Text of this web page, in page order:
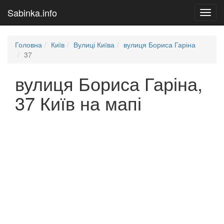
Sabinka.info
Головна Київ Вулиці Київа
вулиця Бориса Гаріна
37
вулиця Бориса Гаріна,
37 Київ на мапі